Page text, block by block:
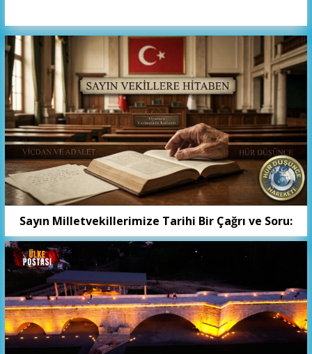
Sayın Milletvekillerimize Tarihi Bir Çağrı ve Soru: